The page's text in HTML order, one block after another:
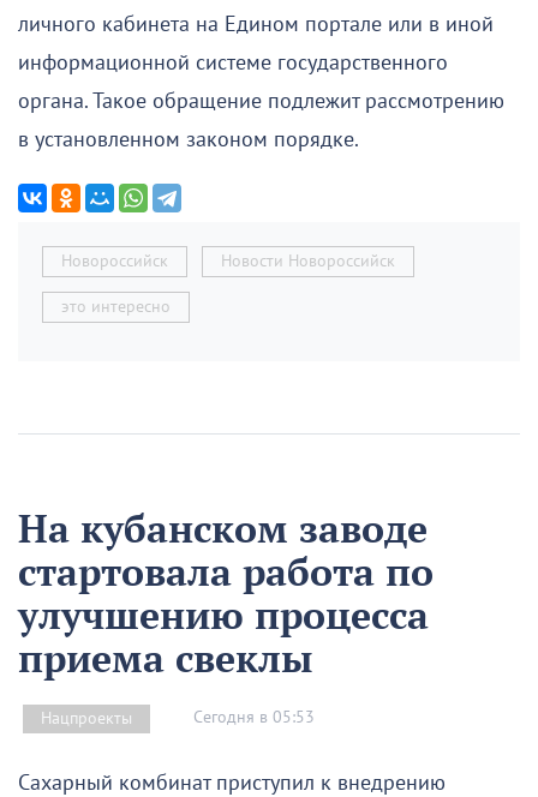
личного кабинета на Едином портале или в иной
информационной системе государственного
органа. Такое обращение подлежит рассмотрению
в установленном законом порядке.
Новороссийск Новости Новороссийск
это интересно
На кубанском заводе
стартовала работа по
улучшению процесса
приема свеклы
Нацпроекты Сегодня в 05:53
Сахарный комбинат приступил к внедрению